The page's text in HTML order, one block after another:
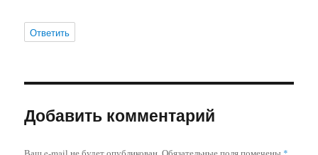
Ответить
Добавить комментарий